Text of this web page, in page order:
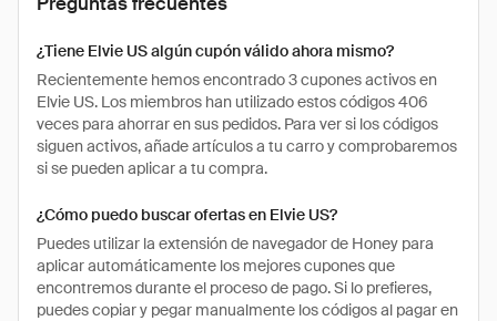
¿Tiene Elvie US algún cupón válido ahora mismo?
Recientemente hemos encontrado 3 cupones activos en
Elvie US. Los miembros han utilizado estos códigos 406
veces para ahorrar en sus pedidos. Para ver si los códigos
siguen activos, añade artículos a tu carro y comprobaremos
si se pueden aplicar a tu compra.
¿Cómo puedo buscar ofertas en Elvie US?
Puedes utilizar la extensión de navegador de Honey para
aplicar automáticamente los mejores cupones que
encontremos durante el proceso de pago. Si lo prefieres,
puedes copiar y pegar manualmente los códigos al pagar en